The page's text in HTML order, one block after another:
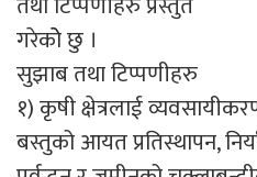
गरेकोे छु ।
सुझाब तथा टिप्पणीहरु
१) कृषी क्षेत्रलाई
बस्तुको आयत प्रतिस्थापन,